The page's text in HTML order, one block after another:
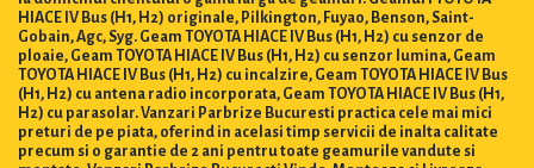
HIACE IV Bus (H1, H2) originale, Pilkington, Fuyao, Benson, Saint-
Gobain, Agc, Syg. Geam TOYOTA HIACE IV Bus (H1, H2) cu senzor de
ploaie, Geam TOYOTA HIACE IV Bus (H1, H2) cu senzor lumina, Geam
TOYOTA HIACE IV Bus (H1, H2) cu incalzire, Geam TOYOTA HIACE IV Bus
(H1, H2) cu antena radio incorporata, Geam TOYOTA HIACE IV Bus (H1,
H2) cu parasolar. Vanzari Parbrize Bucuresti practica cele mai mici
preturi de pe piata, oferind in acelasi timp servicii de inalta calitate
precum si o garantie de 2 ani pentru toate geamurile vandute si